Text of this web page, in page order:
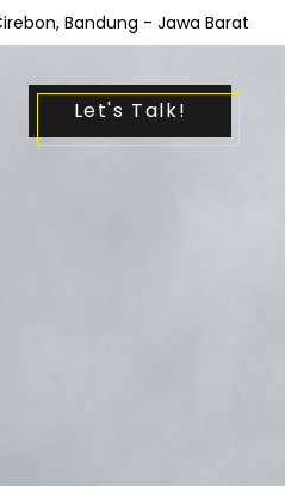
Bandung - Jawa Barat
Let's Talk!